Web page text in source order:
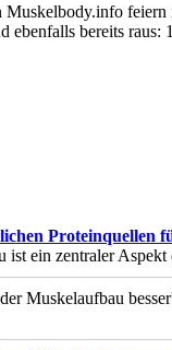
feiern
ebenfalls bereits
Proteinquellen
ist ein zentraler